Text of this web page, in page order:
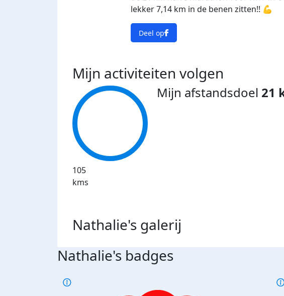
lekker 7,14 km in de benen zitten!! 💪
Deel op
Mijn activiteiten volgen
105
kms
Mijn afstandsdoel 21
Nathalie's galerij
Nathalie's badges